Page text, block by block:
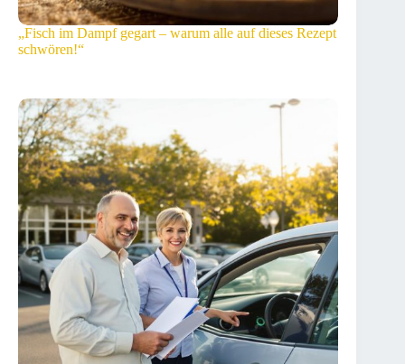
„Fisch im Dampf gegart – warum alle auf dieses Rezept
schwören!“